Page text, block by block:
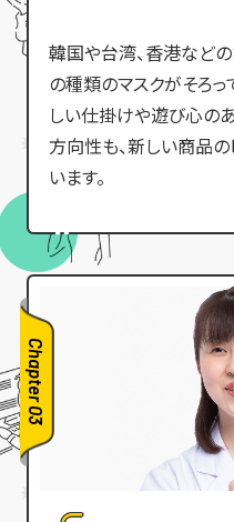
韓国や台湾、香港など
の種類のマスクがそろっ
しい仕掛けや遊び心の
方向性も、新しい商品
います。
Chapter 03